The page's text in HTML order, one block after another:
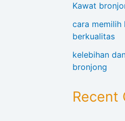
Kawat
cara memilih
berkualitas
kelebihan
bronjong
Recent